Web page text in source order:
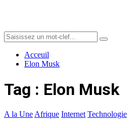
Search
for:
Search
Acceuil
Elon Musk
Tag : Elon Musk
A la Une Afrique Internet Technologie